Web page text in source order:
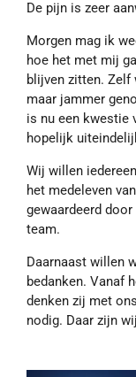
De pijn is zeer
Morgen mag ik
hoe het met mij
blijven zitten.
maar jammer
is nu een kwestie
hopelijk
Wij willen
het medeleven
gewaardeerd
team.
Daarnaast willen
bedanken. Vanaf
denken zij met
nodig. Daar zijn